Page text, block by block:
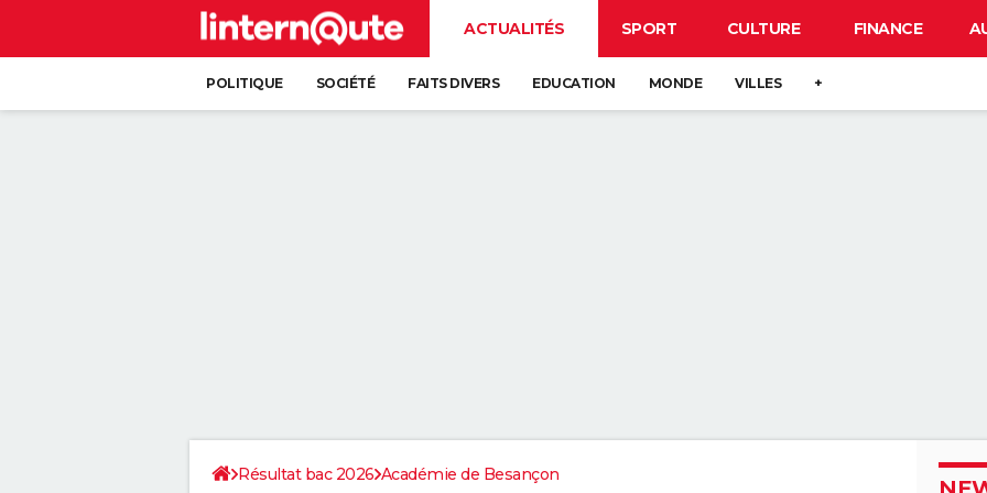
ACTUALITÉS SPORT CULTURE FINANCE
POLITIQUE SOCIÉTÉ FAITS DIVERS EDUCATION MONDE VILLES +
Résultat bac 2026 Académie de Besançon